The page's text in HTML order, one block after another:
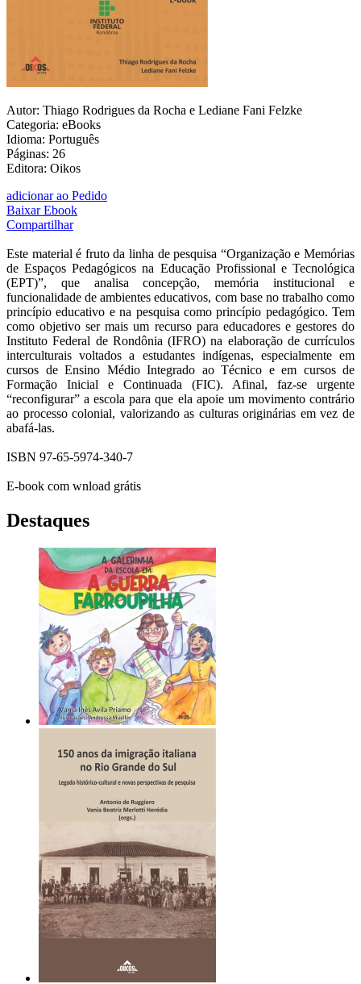
Autor: Thiago Rodrigues da Rocha e Lediane Fani Felzke
Categoria: eBooks
Idioma: Português
Páginas: 26
Editora: Oikos
adicionar ao Pedido
Baixar Ebook
Compartilhar
Este material é fruto da linha de pesquisa “Organização e Memórias
de Espaços Pedagógicos na Educação Profissional e Tecnológica
(EPT)”, que analisa concepção, memória institucional e
funcionalidade de ambientes educativos, com base no trabalho como
princípio educativo e na pesquisa como princípio pedagógico. Tem
como objetivo ser mais um recurso para educadores e gestores do
Instituto Federal de Rondônia (IFRO) na elaboração de currículos
interculturais voltados a estudantes indígenas, especialmente em
cursos de Ensino Médio Integrado ao Técnico e em cursos de
Formação Inicial e Continuada (FIC). Afinal, faz-se urgente
“reconfigurar” a escola para que ela apoie um movimento contrário
ao processo colonial, valorizando as culturas originárias em vez de
abafá-las.
ISBN 97-65-5974-340-7
E-book com wnload grátis
Destaques